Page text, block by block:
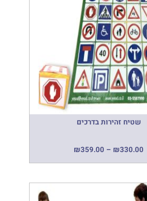
שטיח זהירות בדרכים
₪330.00
–
₪359.00